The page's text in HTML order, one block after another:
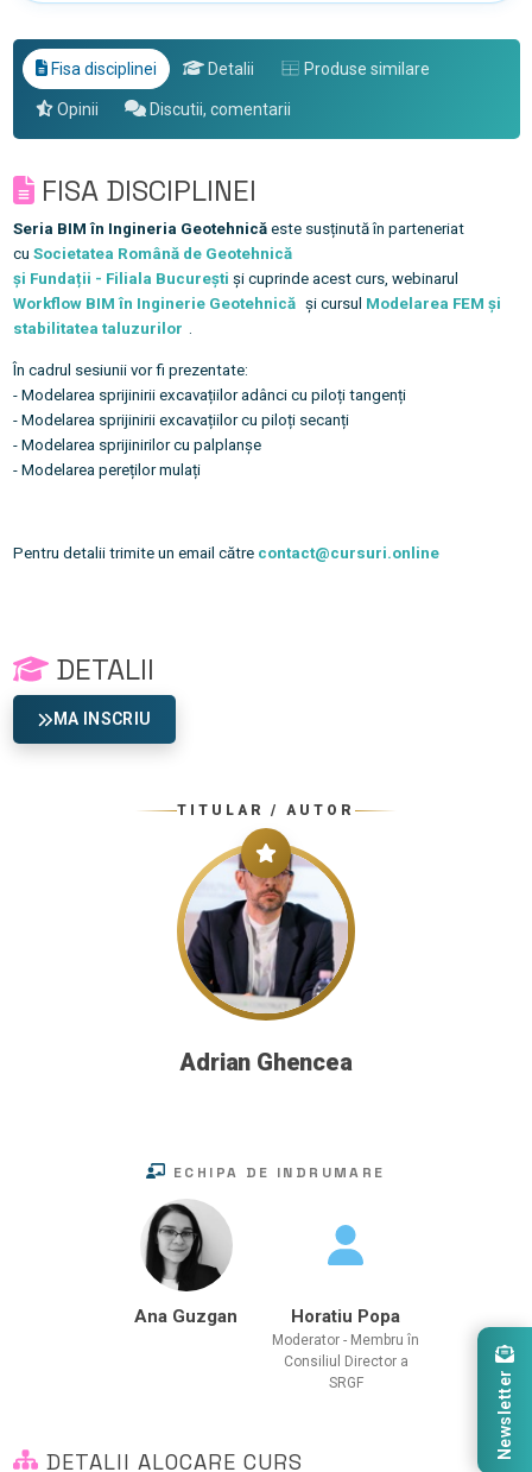
Fisa disciplinei Detalii Produse similare
Opinii Discutii, comentarii
FISA DISCIPLINEI
Seria BIMîn Ingineria Geotehnicăeste susținută în parteneriat
cu Societatea Românăde Geotehnică
și Fundații - Filiala București șicuprinde acest curs, webinarul
Workflow BIM în Inginerie Geotehnică șicursul Modelarea FEM și
stabilitatea taluzurilor .
În cadrul sesiunii vor fi prezentate:
- Modelarea sprijinirii excavațiilor adâncicu piloțitangenți
- Modelarea sprijinirii excavațiilorcu piloți secanți
- Modelarea sprijinirilor cu palplanșe
- Modelarea pereților mulați
Pentru detalii trimite un email către contact@cursuri.online
DETALII
MA INSCRIU
TITULAR / AUTOR
Adrian Ghencea
ECHIPA DE INDRUMARE
Ana Guzgan Horatiu Popa
Moderator - Membru în
Consiliul Director a
SRGF
DETALII ALOCARE CURS
Newsletter